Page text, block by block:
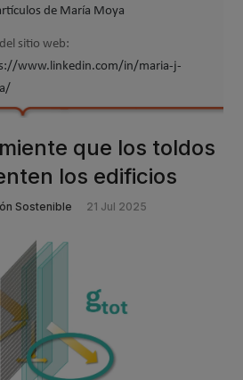
de María Moya
sitio web:
www.linkedin.com/in/maria-j-
que los toldos
los edificios
Sostenible 21 Jul 2025